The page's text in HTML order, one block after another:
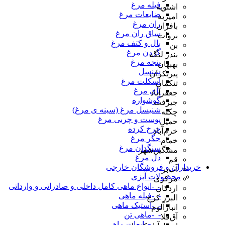
فیله مرغ
ضایعات مرغ
ران مرغ
ساق ران مرغ
بال و کتف مرغ
گردن مرغ
پنجه مرغ
شنسل
اسکلت مرغ
پای مرغ
گوشواره
شنیسل مرغ (سینه ی مرغ)
پوست و چربی مرغ
چرخ کرده
جگر مرغ
سنگدان مرغ
دل مرغ
خریداران و فروشگان خارجی
محصولات آبزی
-_-انواع ماهی کامل داخلی و صادراتی و وارداتی
-_-فیله ماهی
-_-استیک ماهی
-_-ماهی تن
اشنویه
امیریه
بافران
بروات
بن
بندر لنگه
بهبهان
پیربکران
تنکمان
جعفرآباد
جیرفت
چکنه
حمیل
خرم‌آباد
خمام
مشگین‌شهر
قم
آب‌بر
مرکزی
اردکان
البرز کرج
انبارآلوم
آق‌قلا